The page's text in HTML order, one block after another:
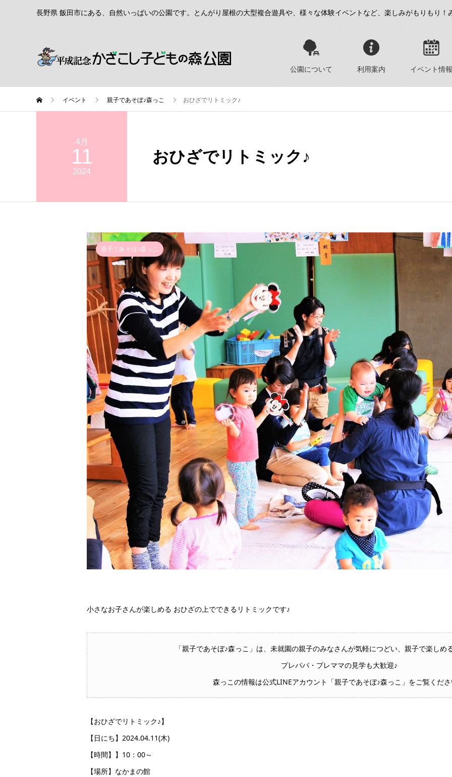
長野県 飯田市にある、自然いっぱいの公園です。とんがり屋根の大型複合遊具や、様々な体験イベントなど、楽しみがもりもり！
公園について 利用案内 イベント情報
イベント 親子であそぼ♪森っこ おひざでリトミック♪
4月
11
2024
おひざでリトミック♪
親子であそぼ♪森っこ
小さなお子さんが楽しめる おひざの上でできるリトミックです♪
「親子であそぼ♪森っこ」は、未就園の親子のみなさんが気軽につどい、親子で楽しめ
プレパパ・プレママの見学も大歓迎♪
森っこの情報は公式LINEアカウント「親子であそぼ♪森っこ」をご覧くだ
【おひざでリトミック♪】
【日にち】2024.04.11(木)
【時間】】10：00～
【場所】なかまの館